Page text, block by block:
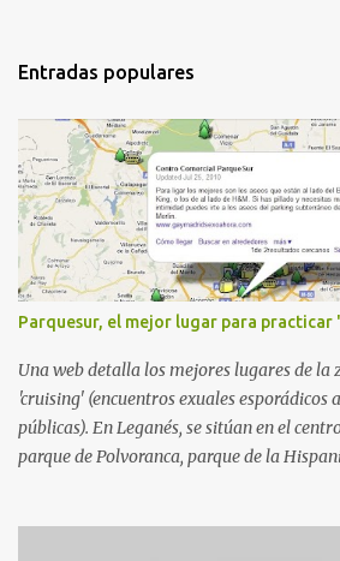
Entradas populares
Parquesur, el mejor lugar para practicar
Una web detalla los mejores lugares de la
'cruising' (encuentros exuales esporádicos
públicas). En Leganés, se sitúan en el
parque de Polvoranca, parque de la